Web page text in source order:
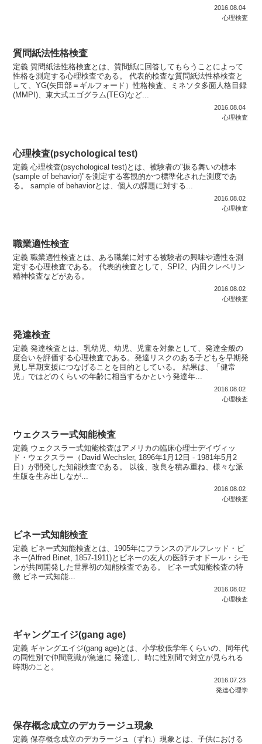
2016.08.04
心理検査
質問紙法性格検査
定義 質問紙法性格検査とは、質問紙に回答してもらうことによって
性格を測定する心理検査である。 代表的検査な質問紙法性格検査と
して、YG(矢田部＝ギルフォード）性格検査、ミネソタ多面人格目録
(MMPI)、東大式エゴグラム(TEG)など...
2016.08.04
心理検査
心理検査(psychological test)
定義 心理検査(psychological test)とは、被験者の"振る舞いの標本
(sample of behavior)"を測定する客観的かつ標準化された測度であ
る。 sample of behaviorとは、個人の課題に対する...
2016.08.02
心理検査
職業適性検査
定義 職業適性検査とは、ある職業に対する被験者の興味や適性を測
定する心理検査である。 代表的検査として、SPI2、内田クレペリン
精神検査などがある。
2016.08.02
心理検査
発達検査
定義 発達検査とは、乳幼児、幼児、児童を対象として、発達全般の
度合いを評価する心理検査である。発達リスクのある子どもを早期発
見し早期支援につなげることを目的としている。 結果は、「健常
児」ではどのくらいの年齢に相当するかという発達年...
2016.08.02
心理検査
ウェクスラー式知能検査
定義 ウェクスラー式知能検査はアメリカの臨床心理士デイヴィッ
ド・ウェクスラー（David Wechsler, 1896年1月12日 - 1981年5月2
日）が開発した知能検査である。 以後、改良を積み重ね、様々な派
生版を生み出しなが...
2016.08.02
心理検査
ビネー式知能検査
定義 ビネー式知能検査とは、1905年にフランスのアルフレッド・ビ
ネー(Alfred Binet, 1857-1911)とビネーの友人の医師テオドール・シモ
ンが共同開発した世界初の知能検査である。 ビネー式知能検査の特
徴 ビネー式知能...
2016.08.02
心理検査
ギャングエイジ(gang age)
定義 ギャングエイジ(gang age)とは、小学校低学年くらいの、同年代
の同性別で仲間意識が急速に 発達し、時に性別間で対立が見られる
時期のこと。
2016.07.23
発達心理学
保存概念成立のデカラージュ現象
定義 保存概念成立のデカラージュ（ずれ）現象とは、子供における